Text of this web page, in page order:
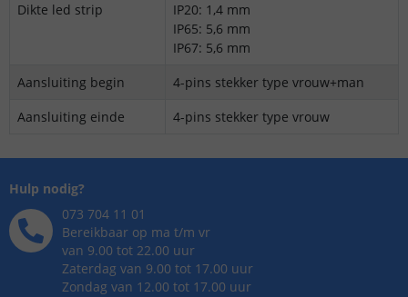
Dikte led strip
IP20: 1,4 mm
IP65: 5,6 mm
IP67: 5,6 mm
Aansluiting begin
4-pins stekker type vrouw+man
Aansluiting einde
4-pins stekker type vrouw
Hulp nodig?
073 704 11 01
Bereikbaar op ma t/m vr
van 9.00 tot 22.00 uur
Zaterdag van 9.00 tot 17.00 uur
Zondag van 12.00 tot 17.00 uur